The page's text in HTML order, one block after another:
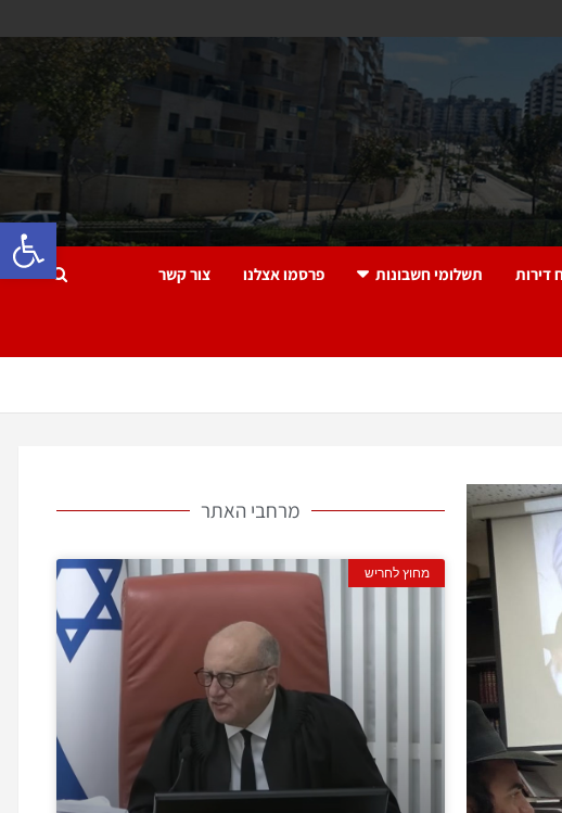
דירות תשלומי חשבונות פרסמו אצלנו צור קשר
מרחבי האתר
מחוץ לחריש